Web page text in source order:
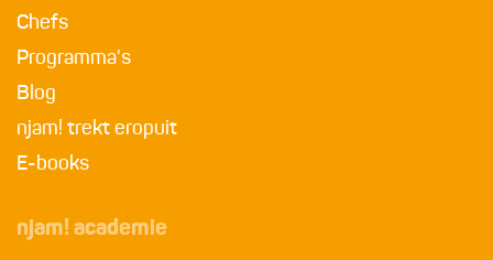
Chefs
Programma's
Blog
njam! trekt eropuit
E-books
njam! academie